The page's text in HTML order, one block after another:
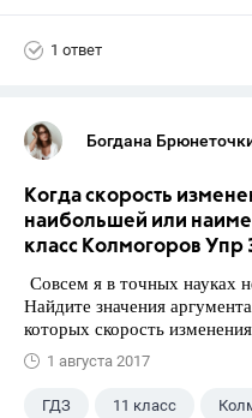
1 ответ
Богдана
Когда скорость
наибольшей или
класс Колмогоров Упр
Совсем я в точных науках
Найдите значения
которых скорость
1 августа 2017
ГДЗ 11 класс